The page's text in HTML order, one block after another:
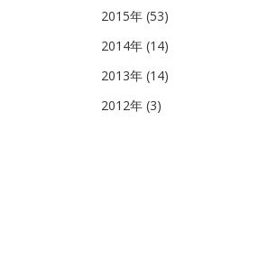
2015年 (53)
2014年 (14)
2013年 (14)
2012年 (3)